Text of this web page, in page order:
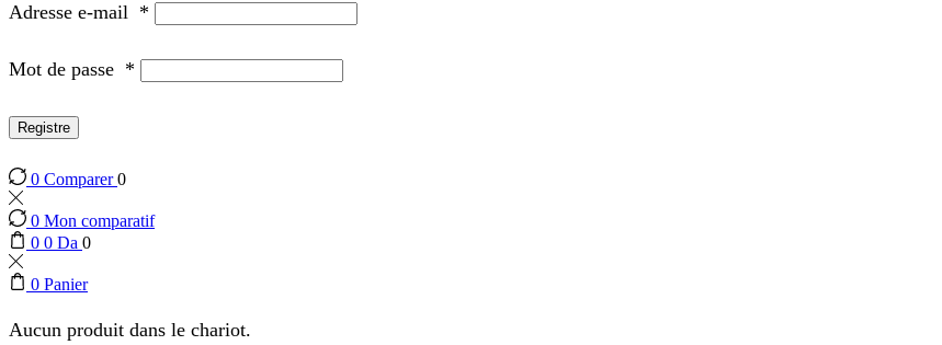
Adresse e-mail *
Mot de passe *
Registre
0 Comparer0
0 Mon comparatif
0 0 Da 0
0 Panier
Aucun produit dans le chariot.